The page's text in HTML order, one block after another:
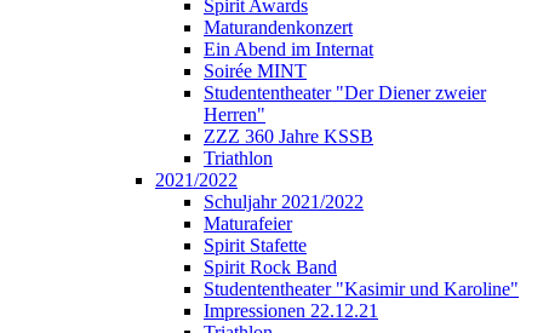
Spirit Awards
Maturandenkonzert
Ein Abend im Internat
Soirée MINT
Studententheater "Der Diener zweier
Herren"
ZZZ 360 Jahre KSSB
Triathlon
2021/2022
Schuljahr 2021/2022
Maturafeier
Spirit Stafette
Spirit Rock Band
Studententheater "Kasimir und Karoline"
Impressionen 22.12.21